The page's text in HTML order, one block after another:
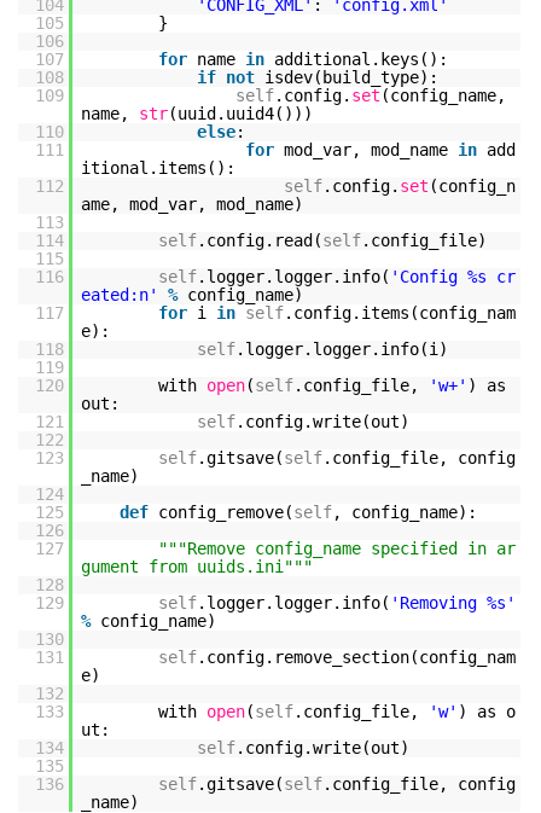
104
'CONFIG_XML' :
'config.xml'
105
}
106
107
for name in additional.keys():
108
if not isdev(build_type):
109
self.config. set (config_name,
name, str(uuid.uuid4()))
110
else:
111
for mod_var, mod_name in add
itional.items():
112
self.config. set (config_n
ame, mod_var, mod_name)
113
114
self.config.read(self.config_file)
115
116
self.logger.logger.info( 'Config %s cr
eated:n'
% config_name)
117
for i in self.config.items(config_nam
e):
118
self.logger.logger.info(i)
119
120
with open(self.config_file, 'w+' ) as
out:
121
self.config.write(out)
122
123
self.gitsave(self.config_file, config
_name)
124
125
def config_remove(self, config_name):
126
127
"""Remove config_name specified in ar
gument from uuids.ini"""
128
129
self.logger.logger.info( 'Removing %s'
% config_name)
130
131
self.config.remove_section(config_nam
e)
132
133
with open(self.config_file, 'w' ) as o
ut:
134
self.config.write(out)
135
136
self.gitsave(self.config_file, config
_name)